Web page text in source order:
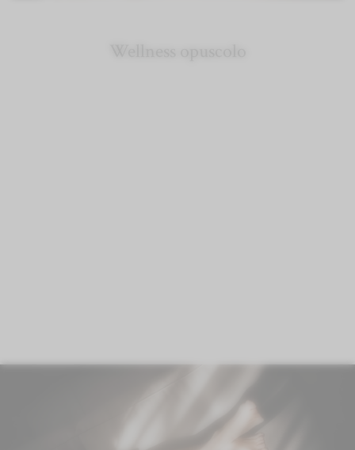
Wellness opuscolo